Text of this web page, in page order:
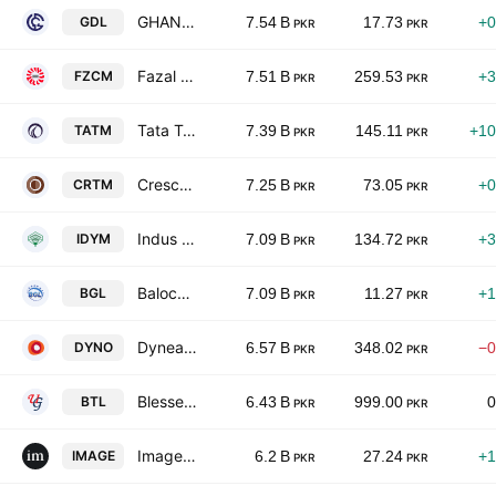
GDL GHANI DAIRIES LIMITED 7.54 B PKR 17.73 PKR
FZCM Fazal Cloth Mills Limited 7.51 B PKR 259.53 PKR
TATM Tata Textile Mills Limited 7.39 B PKR 145.11 PKR
CRTM Crescent Textile Mills Ltd. 7.25 B PKR 73.05 PKR
IDYM Indus Dyeing & Manufacturing Co. Ltd. 7.09 B PKR 134.72 PKR
BGL Balochistan Glass Ltd. 7.09 B PKR 11.27 PKR
DYNO Dynea Pakistan Limited 6.57 B PKR 348.02 PKR
BTL Blessed Textiles Limited 6.43 B PKR 999.00 PKR
IMAGE Image Pakistan Limited 6.2 B PKR 27.24 PKR